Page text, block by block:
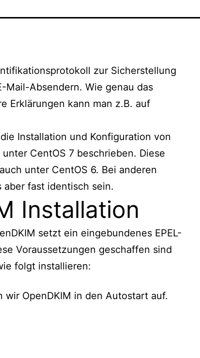
zur Sicherstellung
Mail-Absendern. Wie genau das
Erklärungen kann man z.B. auf
Installation und Konfiguration von
CentOS 7 beschrieben. Diese
unter CentOS 6. Bei anderen
fast identisch sein.
Installation
setzt ein eingebundenes EPEL-
Voraussetzungen geschaffen sind
folgt installieren:
wir OpenDKIM in den Autostart auf.